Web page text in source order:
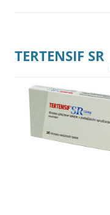
TERTENSIF SR